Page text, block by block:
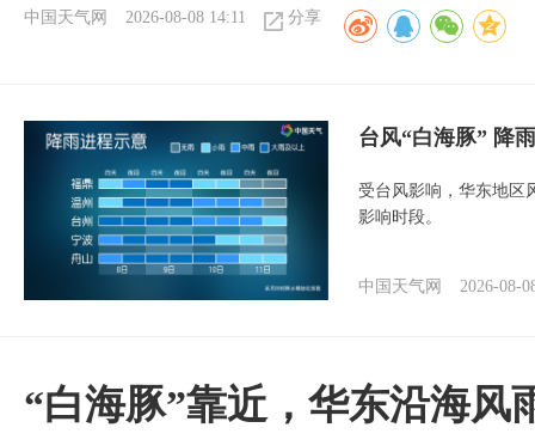
中国天气网 2026-08-08 14:11 分享
台风“白海豚” 降
受台风影响，华东地区
影响时段。
中国天气网 2026-08-
“白海豚”靠近，华东沿海风